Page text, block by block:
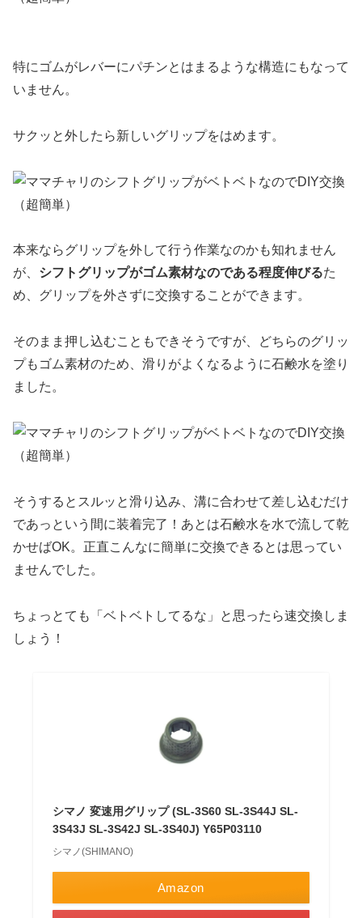
特にゴムがレバーにパチンとはまるような構造にもなって
いません。
サクッと外したら新しいグリップをはめます。
本来ならグリップを外して行う作業なのかも知れません
が、 シフトグリップがゴム素材なのである程度伸びるた
め、グリップを外さずに交換することができます。
そのまま押し込むこともできそうですが、どちらのグリッ
プもゴム素材のため、滑りがよくなるように石鹸水を塗り
ました。
そうするとスルッと滑り込み、溝に合わせて差し込むだけ
であっという間に装着完了！あとは石鹸水を水で流して乾
かせばOK。正直こんなに簡単に交換できるとは思ってい
ませんでした。
ちょっとても「ベトベトしてるな」と思ったら速交換しま
しょう！
シマノ 変速用グリップ (SL-3S60 SL-3S44J SL-
3S43J SL-3S42J SL-3S40J) Y65P03110
シマノ(SHIMANO)
Amazon